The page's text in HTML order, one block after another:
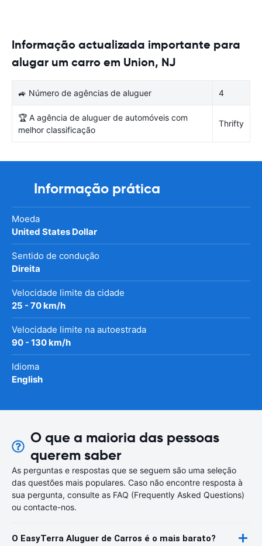
Informação actualizada importante para
alugar um carro em Union, NJ
🚙 Número de agências de aluguer 4
🏆 A agência de aluguer de automóveis com
melhor classificação
Thrifty
Informação prática
Moeda
United States Dollar
Sentido de condução
Direita
Velocidade limite da cidade
25 - 70 km/h
Velocidade limite na autoestrada
90 - 130 km/h
Idioma
English
O que a maioria das pessoas
querem saber
As perguntas e respostas que se seguem são uma seleção
das questões mais populares. Caso não encontre resposta à
sua pergunta, consulte as FAQ (Frequently Asked Questions)
ou contacte-nos.
O EasyTerra Aluguer de Carros é o mais barato?